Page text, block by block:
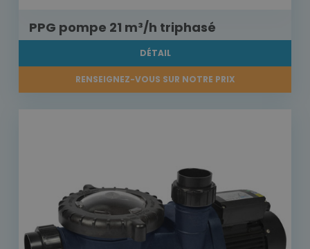
PPG pompe 21 m³/h triphasé
DÉTAIL
RENSEIGNEZ-VOUS SUR NOTRE PRIX